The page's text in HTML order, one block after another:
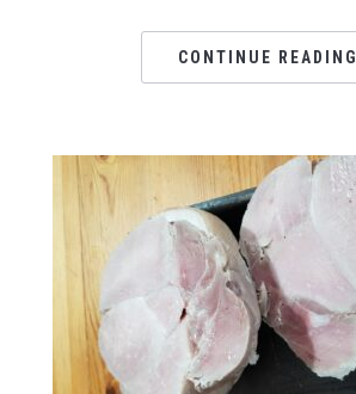
CONTINUE READING